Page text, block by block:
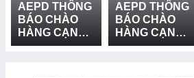
QUẢNG BÌNH
AEPD THÔNG
BÁO CHÀO
HÀNG CẠNH
TRANH CUNG
AEPD THÔNG
BÁO CHÀO
HÀNG CẠNH
TRANH CUNG